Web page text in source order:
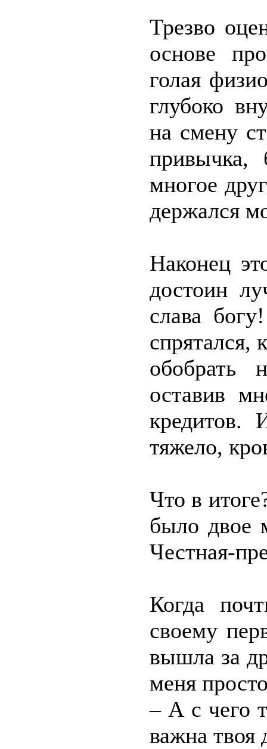
Трезво
основе
голая
глубоко
на смену
привычка,
многое
держался
Наконец
достоин
слава
спрятался,
обобрать
оставив
кредитов.
тяжело,
Что в
было двое
Честная-
Когда
своему
вышла за
меня
– А с чего
важна твоя